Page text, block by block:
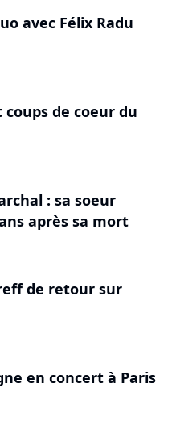
avec Félix Radu
de coeur du
: sa soeur
après sa mort
de retour sur
en concert à Paris